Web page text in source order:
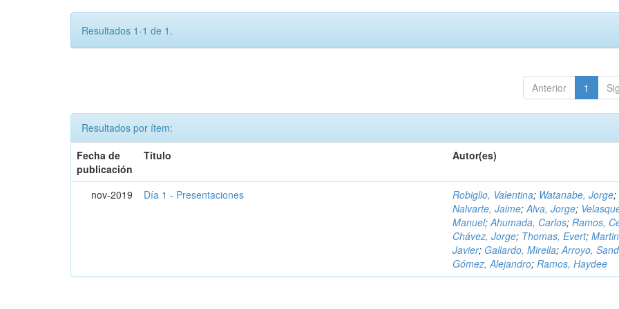
Resultados 1-1 de 1.
Anterior 1
Resultados por ítem:
Fecha de
publicación
Título Autor(es)
nov-2019 Día 1 - Presentaciones Robiglio, Valentina; Watanabe, Jorge;
Nalvarte, Jaime;Alva, Jorge;
Manuel;Ahumada, Carlos;Ramos,
Chávez, Jorge; Thomas, Evert;
Javier; Gallardo, Mirella;Arroyo,
Gómez, Alejandro;Ramos, Haydee